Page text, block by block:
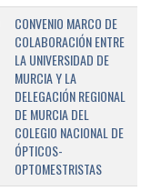
CONVENIO MARCO DE
COLABORACIÓN ENTRE
LA UNIVERSIDAD DE
MURCIA Y LA
DELEGACIÓN REGIONAL
DE MURCIA DEL
COLEGIO NACIONAL DE
ÓPTICOS-
OPTOMESTRISTAS